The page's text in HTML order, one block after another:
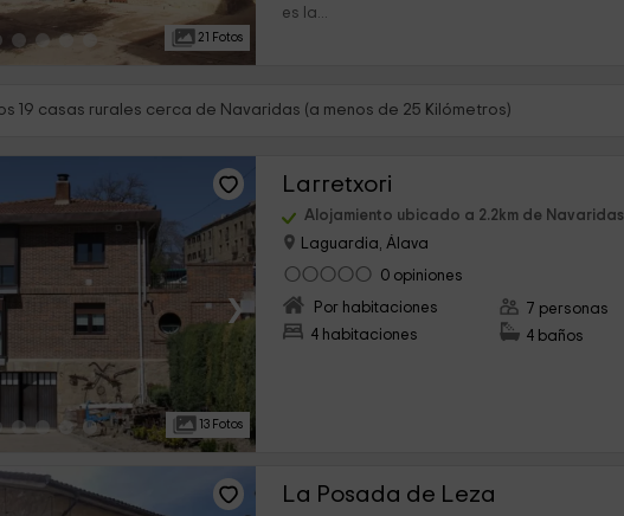
21 Fotos
es la...
19 casas rurales cerca de Navaridas (a menos de 25 Kilómetros)
›
13 Fotos
Larretxori
Alojamiento ubicado a 2.2km de Navaridas
Laguardia, Álava
0 opiniones
Por habitaciones
4 habitaciones
7 personas
4 baños
La Posada de Leza